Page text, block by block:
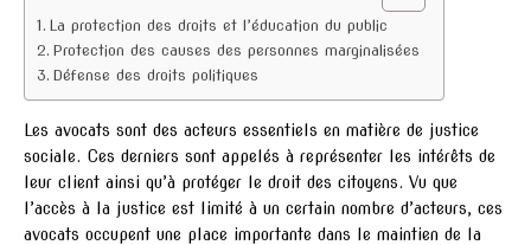
La protection des droits et l’éducation du public
Protection des causes des personnes marginalisées
Défense des droits politiques
Les avocats sont des acteurs essentiels en matière de justice
sociale. Ces derniers sont appelés à représenter les intérêts de
leur client ainsi qu’à protéger le droit des citoyens. Vu que
l’accès à la justice est limité à un certain nombre d’acteurs, ces
avocats occupent une place importante dans le maintien de la